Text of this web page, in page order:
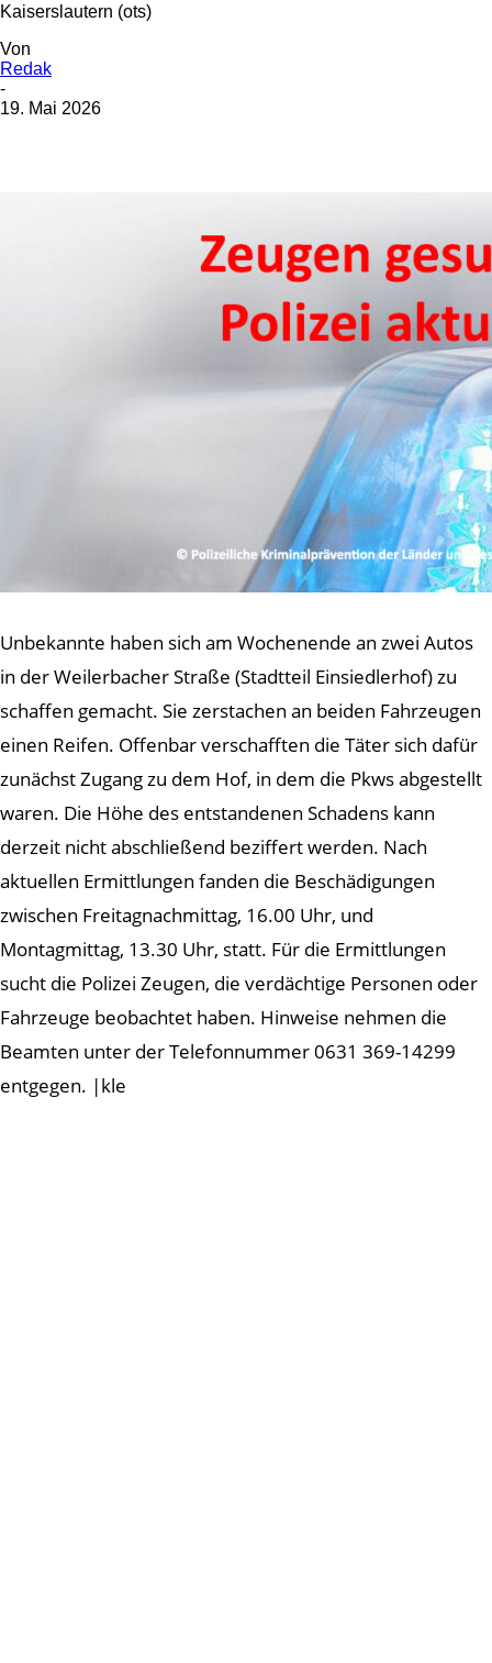
Kaiserslautern (ots)
Von
Redak
-
19. Mai 2026
Unbekannte haben sich am Wochenende an zwei Autos
in der Weilerbacher Straße (Stadtteil Einsiedlerhof) zu
schaffen gemacht. Sie zerstachen an beiden Fahrzeugen
einen Reifen. Offenbar verschafften die Täter sich dafür
zunächst Zugang zu dem Hof, in dem die Pkws abgestellt
waren. Die Höhe des entstandenen Schadens kann
derzeit nicht abschließend beziffert werden. Nach
aktuellen Ermittlungen fanden die Beschädigungen
zwischen Freitagnachmittag, 16.00 Uhr, und
Montagmittag, 13.30 Uhr, statt. Für die Ermittlungen
sucht die Polizei Zeugen, die verdächtige Personen oder
Fahrzeuge beobachtet haben. Hinweise nehmen die
Beamten unter der Telefonnummer 0631 369-14299
entgegen. |kle